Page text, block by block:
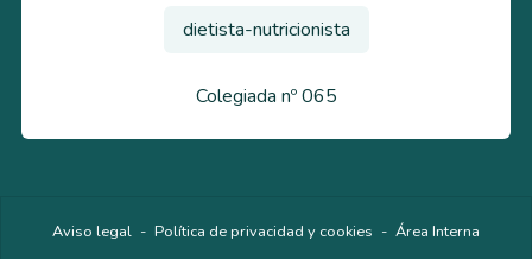
dietista-nutricionista
Colegiada nº 065
Aviso legal - Política de privacidad y cookies - Área Interna